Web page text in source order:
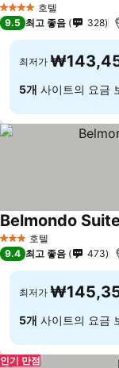
4 성급 호텔
9.5 최고 좋음 328
최저가
5개 사이트의 요금
3 성급 호텔
Belmondo
9.4 최고 좋음 473
최저가
5개 사이트의 요금
인기 만점